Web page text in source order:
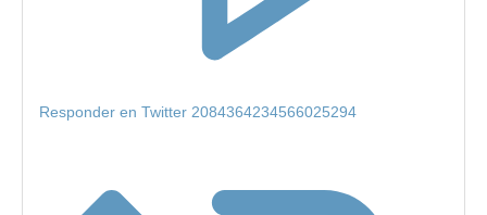
Responder en Twitter 2084364234566025294